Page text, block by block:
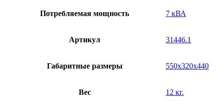
Потребляемая мощность 7 кВА
Артикул 31446.1
Габаритные размеры 550х320х440
Вес 12 кг.